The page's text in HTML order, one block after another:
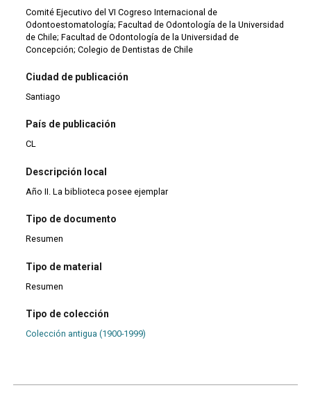
Comité Ejecutivo del VI Cogreso Internacional de
Odontoestomatología; Facultad de Odontología de la Universidad
de Chile; Facultad de Odontología de la Universidad de
Concepción; Colegio de Dentistas de Chile
Ciudad de publicación
Santiago
País de publicación
CL
Descripción local
Año II. La biblioteca posee ejemplar
Tipo de documento
Resumen
Tipo de material
Resumen
Tipo de colección
Colección antigua (1900-1999)